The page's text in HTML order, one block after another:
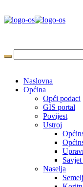
Naslovna
Općina
Opći podaci
GIS portal
Povijest
Ustroj
Naselja